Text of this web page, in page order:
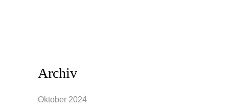
Archiv
Oktober 2024